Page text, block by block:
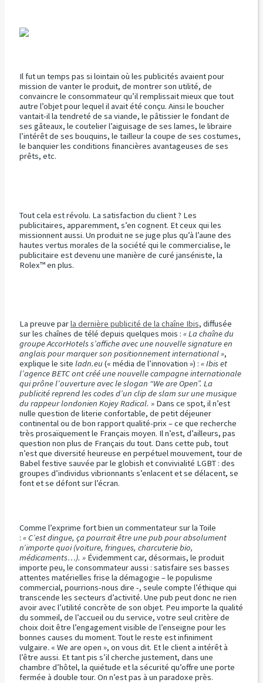
Il fut un temps pas si lointain où les publicités avaient pour
mission de vanter le produit, de montrer son utilité, de
convaincre le consommateur qu’il remplissait mieux que tout
autre l’objet pour lequel il avait été conçu. Ainsi le boucher
vantait-il la tendreté de sa viande, le pâtissier le fondant de
ses gâteaux, le coutelier l’aiguisage de ses lames, le libraire
l’intérêt de ses bouquins, le tailleur la coupe de ses costumes,
le banquier les conditions financières avantageuses de ses
prêts, etc.
Tout cela est révolu. La satisfaction du client ? Les
publicitaires, apparemment, s’en cognent. Et ceux qui les
missionnent aussi. Un produit ne se juge plus qu’à l’aune des
hautes vertus morales de la société qui le commercialise, le
publicitaire est devenu une manière de curé janséniste, la
Rolex™ en plus.
La preuve parla dernière publicité de la chaîne Ibis, diffusée
sur les chaînes de télé depuis quelques mois : « La chaîne du
groupe AccorHotels s’affiche avec une nouvelle signature en
anglais pour marquer son positionnement international »,
explique le site ladn.eu(« média de l’innovation ») : « Ibis et
l’agence BETC ont créé une nouvelle campagne internationale
qui prône l’ouverture avec le slogan “We are Open”. La
publicité reprend les codes d’un clip de slam sur une musique
du rappeur londonien Kojey Radical. »Dans ce spot, il n’est
nulle question de literie confortable, de petit déjeuner
continental ou de bon rapport qualité-prix – ce que recherche
très prosaïquement le Français moyen. Il n’est, d’ailleurs, pas
question non plus de Français du tout. Dans cette pub, tout
n’est que diversité heureuse en perpétuel mouvement, tour de
Babel festive sauvée par le globish et convivialité LGBT : des
groupes d’individus vibrionnants s’enlacent et se délacent, se
font et se défont sur l’écran.
Comme l’exprime fort bien un commentateur sur la Toile
: « C’est dingue, ça pourrait être une pub pour absolument
n’importe quoi (voiture, fringues, charcuterie bio,
médicaments…). »Évidemment car, désormais, le produit
importe peu, le consommateur aussi : satisfaire ses basses
attentes matérielles frise la démagogie – le populisme
commercial, pourrions-nous dire -, seule compte l’éthique qui
transcende les secteurs d’activité. Une pub peut donc ne rien
avoir avec l’utilité concrète de son objet. Peu importe la qualité
du sommeil, de l’accueil ou du service, votre seul critère de
choix doit être l’engagement visible de l’enseigne pour les
bonnes causes du moment. Tout le reste est infiniment
vulgaire. « We are open », on vous dit. Et le client a intérêt à
l’être aussi. Et tant pis s’il cherche justement, dans une
chambre d’hôtel, la quiétude et la sécurité qu’offre une porte
fermée à double tour. On n’est pas à un paradoxe près.